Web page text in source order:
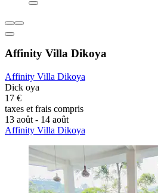
Affinity Villa Dikoya
Affinity Villa Dikoya
Dick oya
17 €
taxes et frais compris
13 août - 14 août
Affinity Villa Dikoya